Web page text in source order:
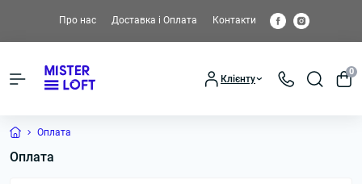
Про нас Доставка і Оплата Контакти
Клієнту
0
Оплата
Оплата